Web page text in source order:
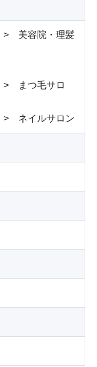
> 美容院・理髪
> まつ毛サロ
> ネイルサロン